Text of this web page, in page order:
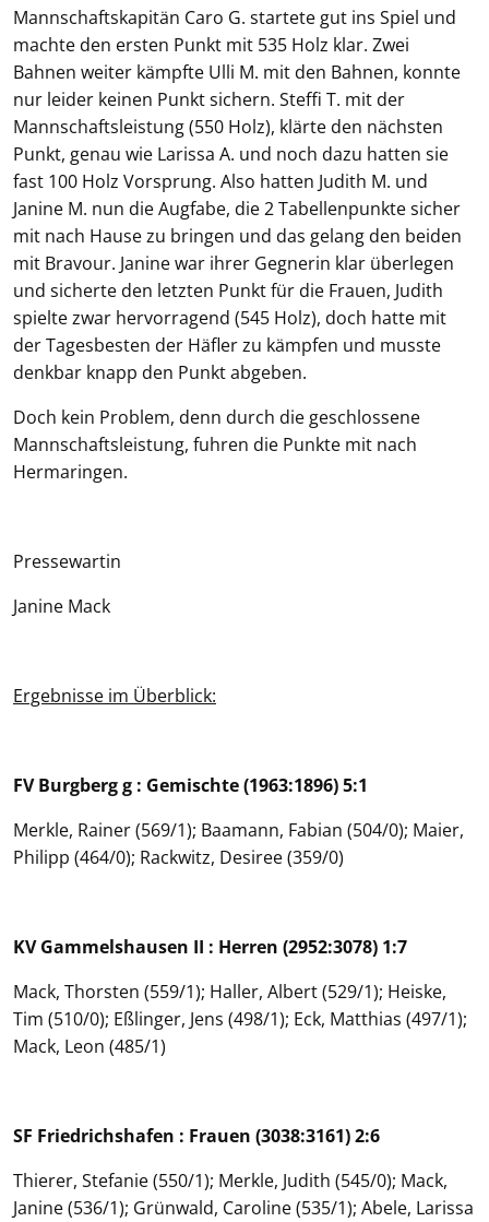
Mannschaftskapitän Caro G. startete gut ins Spiel und
machte den ersten Punkt mit 535 Holz klar. Zwei
Bahnen weiter kämpfte Ulli M. mit den Bahnen, konnte
nur leider keinen Punkt sichern. Steffi T. mit der
Mannschaftsleistung (550 Holz), klärte den nächsten
Punkt, genau wie Larissa A. und noch dazu hatten sie
fast 100 Holz Vorsprung. Also hatten Judith M. und
Janine M. nun die Augfabe, die 2 Tabellenpunkte sicher
mit nach Hause zu bringen und das gelang den beiden
mit Bravour. Janine war ihrer Gegnerin klar überlegen
und sicherte den letzten Punkt für die Frauen, Judith
spielte zwar hervorragend (545 Holz), doch hatte mit
der Tagesbesten der Häfler zu kämpfen und musste
denkbar knapp den Punkt abgeben.
Doch kein Problem, denn durch die geschlossene
Mannschaftsleistung, fuhren die Punkte mit nach
Hermaringen.
Pressewartin
Janine Mack
Ergebnisse im Überblick:
FV Burgberg g : Gemischte (1963:1896) 5:1
Merkle, Rainer (569/1); Baamann, Fabian (504/0); Maier,
Philipp (464/0); Rackwitz, Desiree (359/0)
KV Gammelshausen II : Herren (2952:3078) 1:7
Mack, Thorsten (559/1); Haller, Albert (529/1); Heiske,
Tim (510/0); Eßlinger, Jens (498/1); Eck, Matthias (497/1);
Mack, Leon (485/1)
SF Friedrichshafen : Frauen (3038:3161) 2:6
Thierer, Stefanie (550/1); Merkle, Judith (545/0); Mack,
Janine (536/1); Grünwald, Caroline (535/1); Abele, Larissa